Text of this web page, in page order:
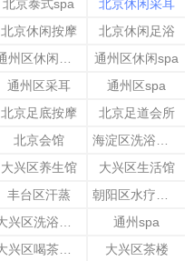
北京泰式spa
北京休闲采耳
北京休闲按摩
北京休闲足浴
通州区休闲spa
通州区采耳
通州区spa
北京足底按摩
北京足道会所
北京会馆
大兴区养生馆
大兴区生活馆
丰台区汗蒸
通州spa
大兴区茶楼